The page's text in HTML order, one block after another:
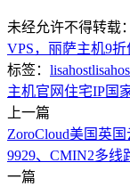
未经允许不得转载：
VPS，丽萨主机9
标签： lisahost
主机官网住宅IP国
上一篇
ZoroCloud美国英
9929、CMIN2多线
一篇